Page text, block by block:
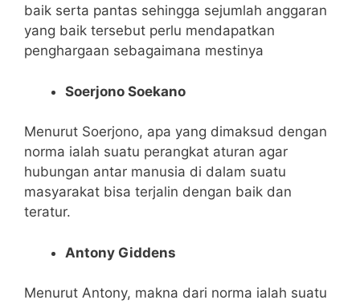
baik serta pantas sehingga sejumlah anggaran
yang baik tersebut perlu mendapatkan
penghargaan sebagaimana mestinya
Soerjono Soekano
Menurut Soerjono, apa yang dimaksud dengan
norma ialah suatu perangkat aturan agar
hubungan antar manusia di dalam suatu
masyarakat bisa terjalin dengan baik dan
teratur.
Antony Giddens
Menurut Antony, makna dari norma ialah suatu